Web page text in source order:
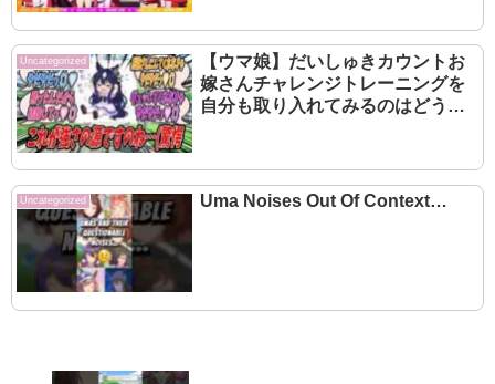
Uncategorized
【ウマ娘】だいしゅきカウントお
嫁さんチャレンジトレーニングを
自分も取り入れてみるのはどうか
ののジェンティルに大差勝ちの成
果を出すヴィルシーナ
Uncategorized Uma Noises Out Of Context…